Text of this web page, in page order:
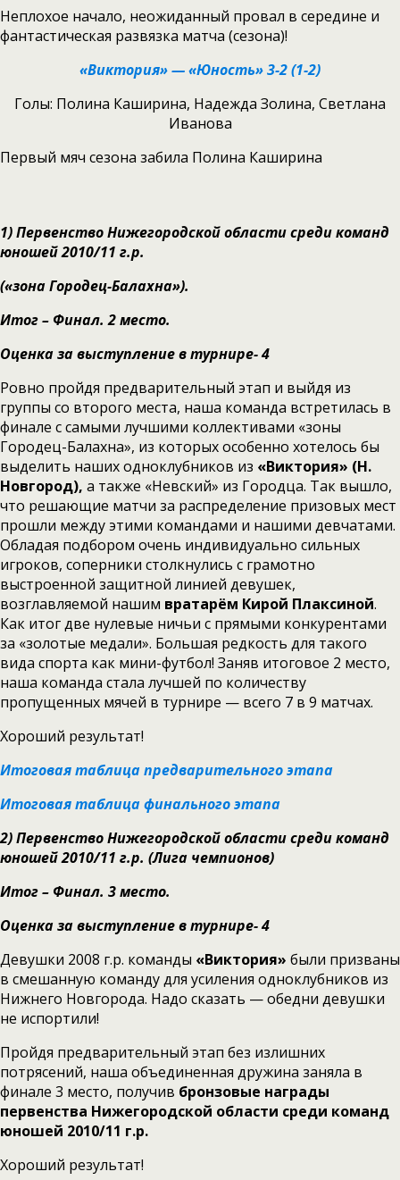
Неплохое начало, неожиданный провал в середине и
фантастическая развязка матча (сезона)!
«Виктория» — «Юность» 3-2 (1-2)
Голы: Полина Каширина, Надежда Золина, Светлана
Иванова
Первый мяч сезона забила Полина Каширина
1)Первенство Нижегородской области среди команд
юношей 2010/11 г.р.
(«зона Городец-Балахна»).
Итог – Финал. 2 место.
Оценка за выступление в турнире- 4
Ровно пройдя предварительный этап и выйдя из
группы со второго места, наша команда встретилась в
финале с самыми лучшими коллективами «зоны
Городец-Балахна», из которых особенно хотелось бы
выделить наших одноклубников из «Виктория» (Н.
Новгород), а также «Невский» из Городца. Так вышло,
что решающие матчи за распределение призовых мест
прошли между этими командами и нашими девчатами.
Обладая подбором очень индивидуально сильных
игроков, соперники столкнулись с грамотно
выстроенной защитной линией девушек,
возглавляемой нашим вратарём Кирой Плаксиной.
Как итог две нулевые ничьи с прямыми конкурентами
за «золотые медали». Большая редкость для такого
вида спорта как мини-футбол! Заняв итоговое 2 место,
наша команда стала лучшей по количеству
пропущенных мячей в турнире — всего 7 в 9 матчах.
Хороший результат!
Итоговая таблица предварительного этапа
Итоговая таблица финального этапа
2)Первенство Нижегородской области среди команд
юношей 2010/11 г.р. (Лига чемпионов)
Итог – Финал. 3 место.
Оценка за выступление в турнире- 4
Девушки 2008 г.р. команды «Виктория» были призваны
в смешанную команду для усиления одноклубников из
Нижнего Новгорода. Надо сказать — обедни девушки
не испортили!
Пройдя предварительный этап без излишних
потрясений, наша объединенная дружина заняла в
финале 3 место, получив бронзовые награды
первенства Нижегородской области среди команд
юношей 2010/11 г.р.
Хороший результат!